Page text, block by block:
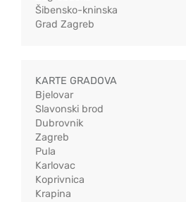
Šibensko-kninska
Grad Zagreb
KARTE GRADOVA
Bjelovar
Slavonski brod
Dubrovnik
Zagreb
Pula
Karlovac
Koprivnica
Krapina